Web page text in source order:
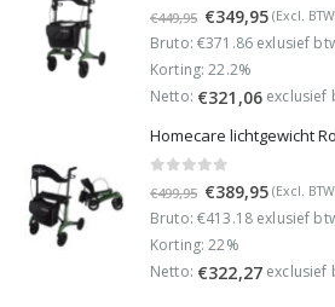
out of 5
€449,95 Oorspronkelijke
prijs
was:
€449,95.
€349,95Huidige
prijs
€349,95.
(Excl.
Bruto: €371.86 exlusief
Korting: 22.2%
Netto: €321,06exclusief
out of 5
€499,95 Oorspronkelijke
prijs
was:
€499,95.
€389,95Huidige
prijs
€389,95.
(Excl.
Bruto: €413.18 exlusief
Korting: 22%
Netto: €322,27exclusief